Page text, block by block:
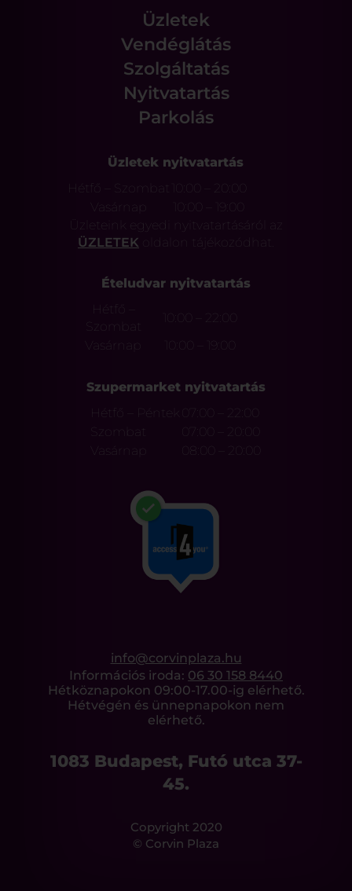
Üzletek
Vendéglátás
Szolgáltatás
Nyitvatartás
Parkolás
Üzletek nyitvatartás
Hétfő – Szombat
10:00 – 20:00
Vasárnap
Üzleteink egyedi nyitvatartásáról az
ÜZLETEK oldalon tájékozódhat.
Ételudvar nyitvatartás
Hétfő –
Szombat
10:00 – 22:00
Vasárnap
Szupermarket nyitvatartás
Hétfő – Péntek
07:00 – 22:00
Szombat
07:00 – 20:00
Vasárnap
08:00 – 20:00
info@corvinplaza.hu
Információs iroda: 06 30 158 8440
Hétköznapokon 09:00-17.00-ig elérhető.
Hétvégén és ünnepnapokon nem
elérhető.
1083 Budapest, Futó utca 37-
45.
Copyright 2020
© Corvin Plaza